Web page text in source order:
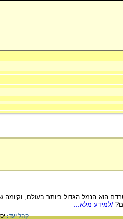
הוא הנמל הגדול ביותר בעולם,
/למידע מלא...
קהל יעד: